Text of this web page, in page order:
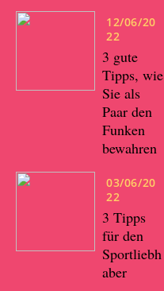
12/06/20
22
3 gute
Tipps, wie
Sie als
Paar den
Funken
bewahren
03/06/20
22
3 Tipps
für den
Sportliebh
aber